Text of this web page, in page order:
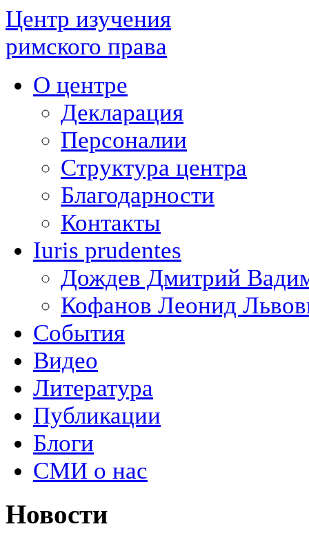
Центр изучения
римского права
О центре
Декларация
Персоналии
Структура центра
Благодарности
Контакты
Iuris prudentes
Дождев Дмитрий
Кофанов Леонид
События
Видео
Литература
Публикации
Блоги
СМИ о нас
Новости